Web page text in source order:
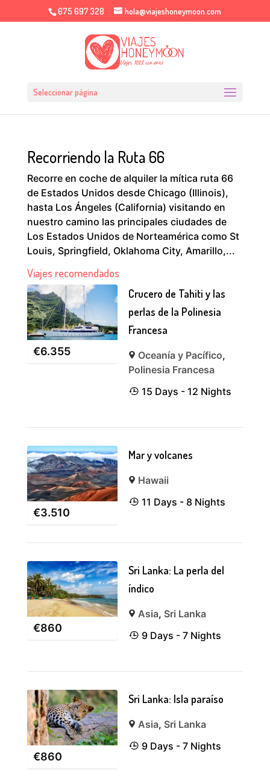
675 697 328 hola@viajeshoneymoon.com
Seleccionar página
Recorriendo la Ruta 66
Recorre en coche de alquiler la mítica ruta 66
de Estados Unidos desde Chicago (Illinois),
hasta Los Ángeles (California) visitando en
nuestro camino las principales ciudades de
Los Estados Unidos de Norteamérica como St
Louis, Springfield, Oklahoma City, Amarillo,...
Viajes recomendados
€6.355
Crucero de Tahiti y las
perlas de la Polinesia
Francesa
Oceanía y Pacífico,
Polinesia Francesa
15 Days - 12 Nights
€3.510
Mar y volcanes
Hawaii
11 Days - 8 Nights
€860
Sri Lanka: La perla del
índico
Asia, Sri Lanka
9 Days - 7 Nights
€860
Sri Lanka: Isla paraíso
Asia, Sri Lanka
9 Days - 7 Nights